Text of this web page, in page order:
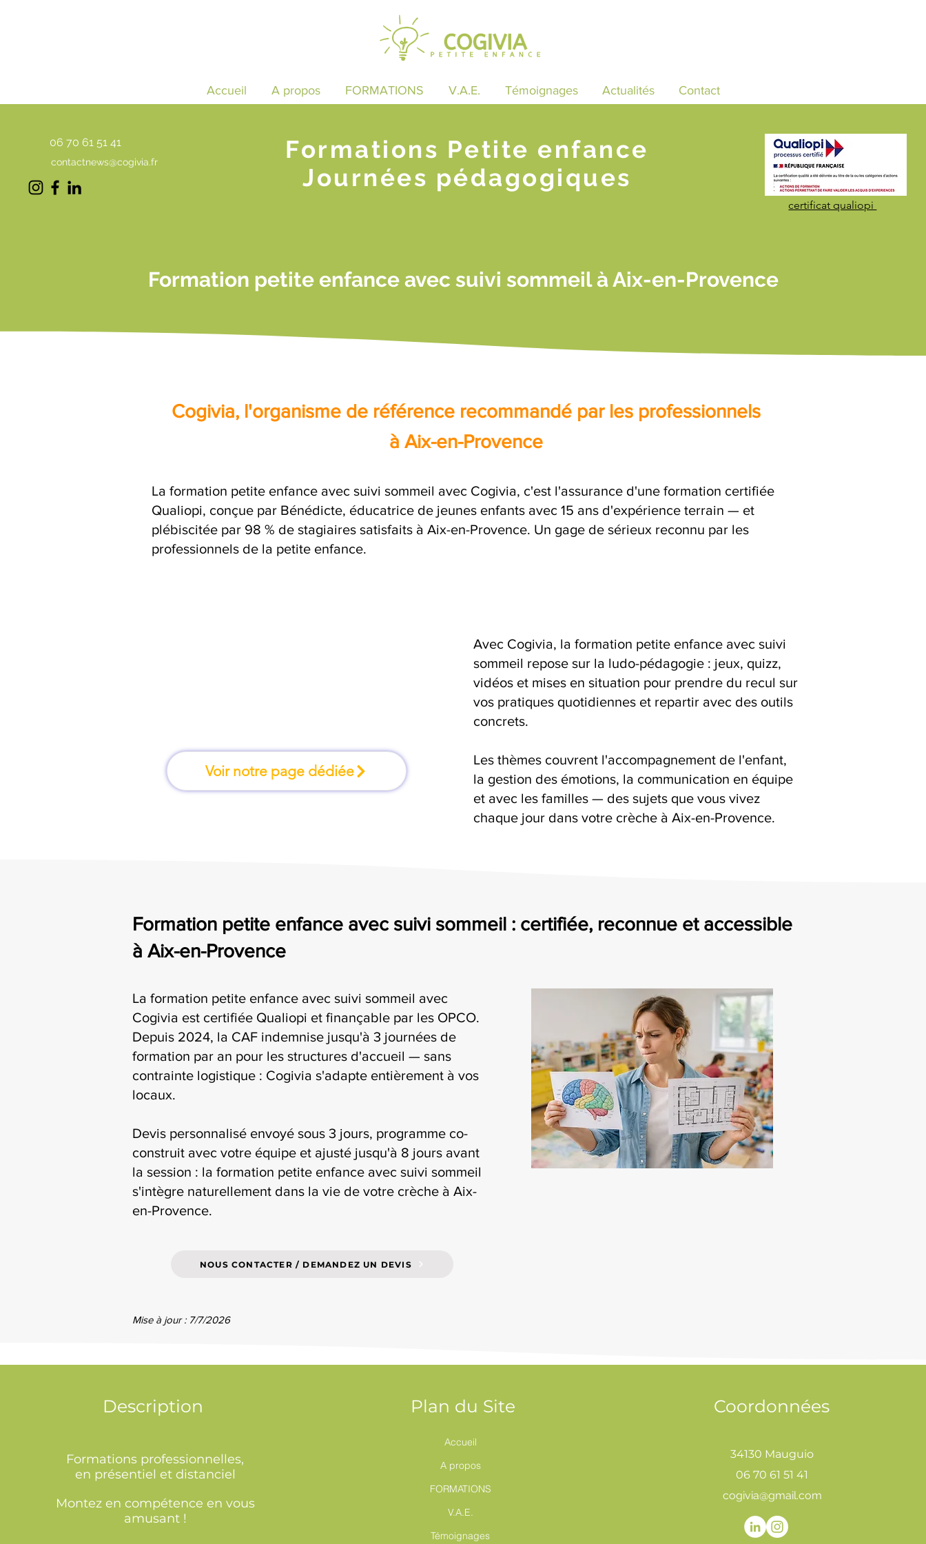
Accueil A propos FORMATIONS V.A.E. Témoignages Actualités Contact
06 70 61 51 41
contactnews@cogivia.fr
Formations Petite enfance
Journées pédagogiques
certificat qualiopi
Formation petite enfance avec suivi sommeil à Aix-en-Provence
Cogivia, l'organisme de référence recommandé par les professionnels
à Aix-en-Provence
La formation petite enfance avec suivi sommeil avec Cogivia, c'est l'assurance d'une formation certifiée
Qualiopi, conçue par Bénédicte, éducatrice de jeunes enfants avec 15 ans d'expérience terrain — et
plébiscitée par 98 % de stagiaires satisfaits à Aix-en-Provence. Un gage de sérieux reconnu par les
professionnels de la petite enfance.
Voir notre page dédiée
Avec Cogivia, la formation petite enfance avec suivi
sommeil repose sur la ludo-pédagogie : jeux, quizz,
vidéos et mises en situation pour prendre du recul sur
vos pratiques quotidiennes et repartir avec des outils
concrets.
Les thèmes couvrent l'accompagnement de l'enfant,
la gestion des émotions, la communication en équipe
et avec les familles — des sujets que vous vivez
chaque jour dans votre crèche à Aix-en-Provence.
Formation petite enfance avec suivi sommeil : certifiée, reconnue et accessible
à Aix-en-Provence
La formation petite enfance avec suivi sommeil avec
Cogivia est certifiée Qualiopi et finançable par les OPCO.
Depuis 2024, la CAF indemnise jusqu'à 3 journées de
formation par an pour les structures d'accueil — sans
contrainte logistique : Cogivia s'adapte entièrement à vos
locaux.
Devis personnalisé envoyé sous 3 jours, programme co-
construit avec votre équipe et ajusté jusqu'à 8 jours avant
la session : la formation petite enfance avec suivi sommeil
s'intègre naturellement dans la vie de votre crèche à Aix-
en-Provence.
NOUS CONTACTER / DEMANDEZ UN DEVIS
Mise à jour : 7/7/2026
Description
Formations professionnelles,
en présentiel et distanciel
Montez en compétence en vous
amusant !
Plan du Site
Accueil
A propos
FORMATIONS
V.A.E.
Témoignages
Coordonnées
34130 Mauguio
06 70 61 51 41
cogivia@gmail.com